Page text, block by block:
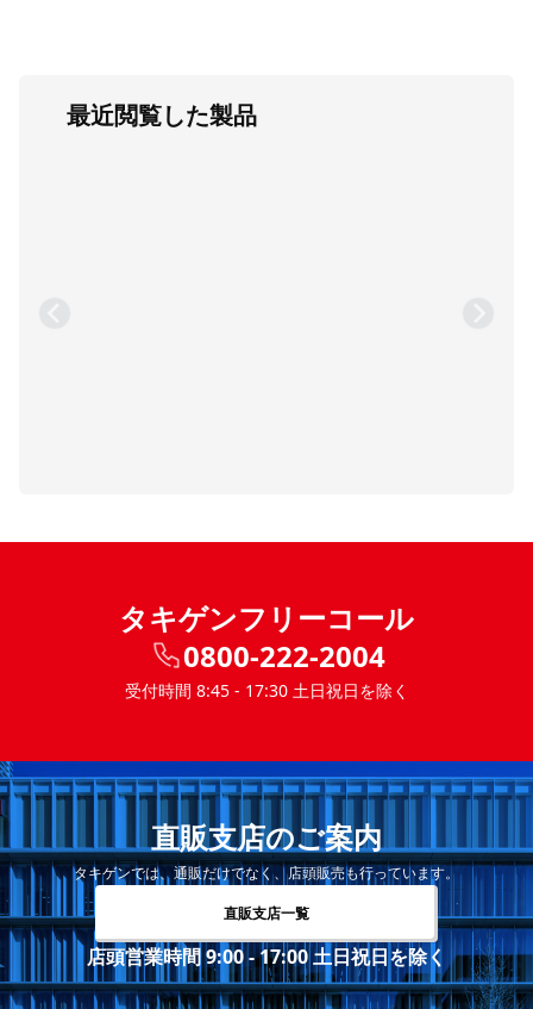
最近閲覧した製品
タキゲンフリーコール
0800-222-2004
受付時間 8:45 - 17:30 土日祝日を除く
直販支店のご案内
タキゲンでは、通販だけでなく、店頭販売も行っています。
直販支店一覧
店頭営業時間 9:00 - 17:00 土日祝日を除く